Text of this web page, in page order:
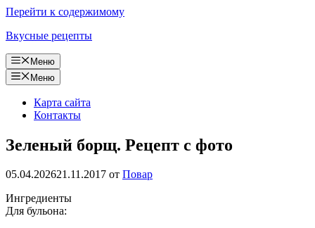
Перейти к содержимому
Вкусные рецепты
Меню
Меню
Карта сайта
Контакты
Зеленый борщ. Рецепт с фото
05.04.202621.11.2017 от Повар
Ингредиенты
Для бульона: